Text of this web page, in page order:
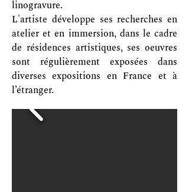
linogravure.
L'artiste développe ses recherches en
atelier et en immersion, dans le cadre
de résidences artistiques, ses oeuvres
sont régulièrement exposées dans
diverses expositions en France et à
l’étranger.